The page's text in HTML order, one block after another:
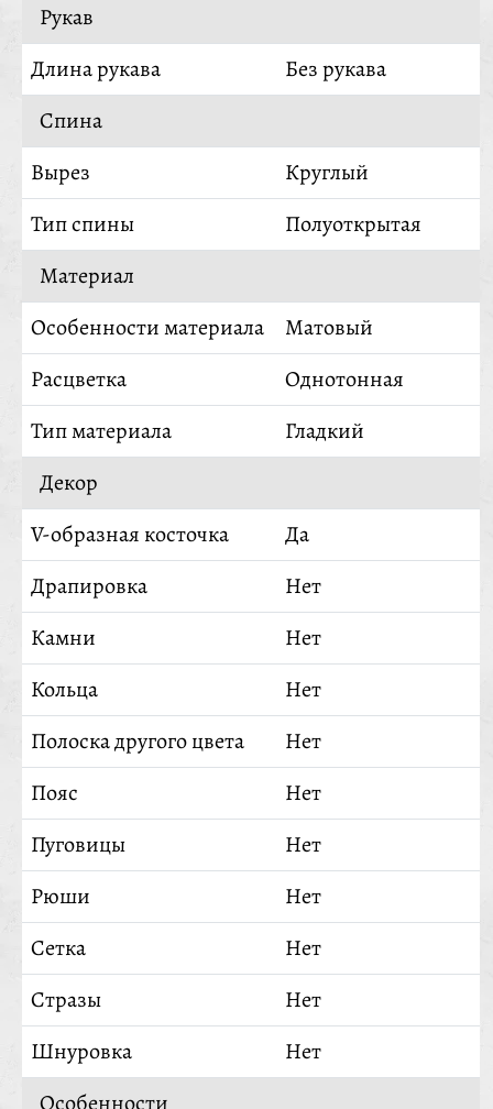
Рукав
Длина рукава
Без рукава
Спина
Вырез
Круглый
Тип спины
Полуоткрытая
Материал
Особенности материала
Матовый
Расцветка
Однотонная
Тип материала
Гладкий
Декор
V-образная косточка
Да
Драпировка
Нет
Камни
Нет
Кольца
Нет
Полоска другого цвета
Нет
Пояс
Нет
Пуговицы
Нет
Рюши
Нет
Сетка
Нет
Стразы
Нет
Шнуровка
Нет
Особенности